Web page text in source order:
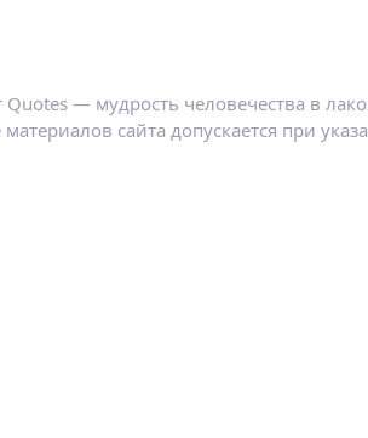
— мудрость человечества в
сайта допускается при